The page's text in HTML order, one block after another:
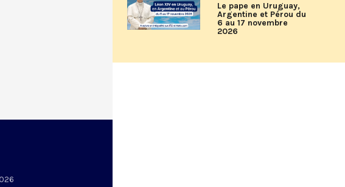
Le pape en Uruguay,
Argentine et Pérou du
6 au 17 novembre
2026